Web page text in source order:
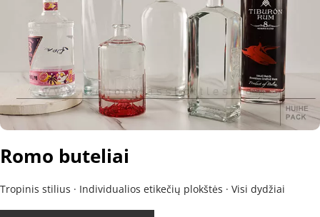
Romo buteliai
Tropinis stilius · Individualios etikečių plokštės · Visi dydžiai